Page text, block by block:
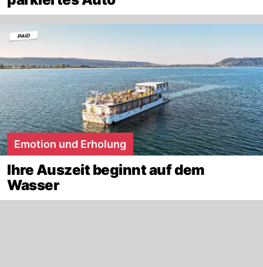
Emotion und Erholung
Ihre Auszeit beginnt auf dem
Wasser